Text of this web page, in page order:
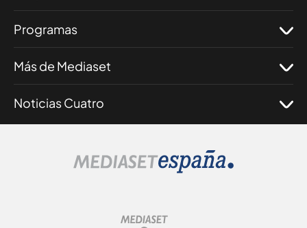
Programas
Más de Mediaset
Noticias Cuatro